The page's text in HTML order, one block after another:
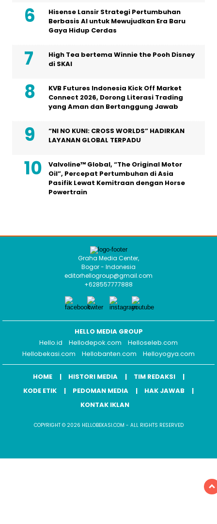
Hisense Lansir Strategi Pertumbuhan
Berbasis AI untuk Mewujudkan Era Baru
Gaya Hidup Cerdas
High Tea bertema Winnie the Pooh Disney
di SKAI
KVB Futures Indonesia Kick Off Market
Connect 2026, Dorong Literasi Trading
yang Aman dan Bertanggung Jawab
“NI NO KUNI: CROSS WORLDS” HADIRKAN
LAYANAN GLOBAL TERPADU
Valvoline™ Global, “The Original Motor
Oil”, Percepat Pertumbuhan di Asia
Pasifik Lewat Kemitraan dengan Horse
Powertrain
Graha Media Center,
Bogor - Indonesia
editorhellogroup@gmail.com
+628557777888
HELLO MEDIA GROUP
Hello.id
Hellodepok.com
Helloseleb.com
Hellobekasi.com
Hellobanten.com Helloyogya.com
HOME HISTORI MEDIA
TIM REDAKSI
KODE ETIK
PEDOMAN MEDIA
HAK JAWAB
KONTAK IKLAN
COPYRIGHT © 2026 HELLOBEKASI.COM - ALL RIGHTS RESERVED